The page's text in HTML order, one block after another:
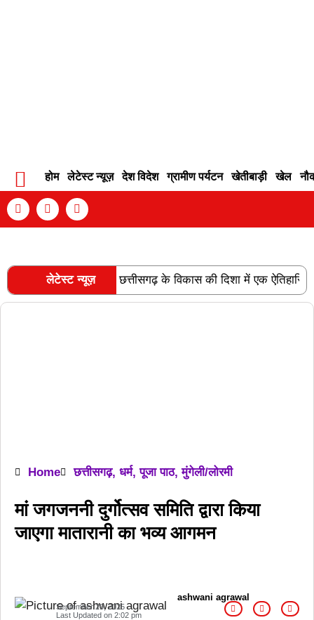
होम लेटेस्ट न्यूज़ देश विदेश ग्रामीण पर्यटन खेतीबाड़ी खेल
लेटेस्ट न्यूज़
रेल लाइन की स्वीकृति छत्तीसगढ़ के विकास की दिशा में एक ऐतिहासिक
RECENT POSTS
Home छत्तीसगढ़, धर्म,पूजा पाठ,मुंगेली/लोरमी
मां जगजननी दुर्गोत्सव समिति द्वारा किया
जाएगा मातारानी का भव्य आगमन
ashwani agrawal
September 20, 2025
Last Updated on 2:02 pm